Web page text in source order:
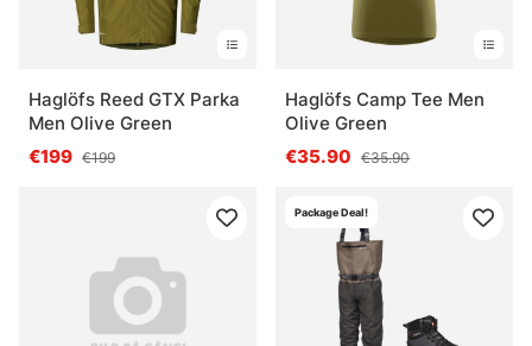
Haglöfs Reed GTX Parka
Men Olive Green
€199 €199
Haglöfs Camp Tee Men
Olive Green
€35.90 €35.90
Package Deal!